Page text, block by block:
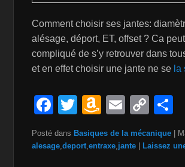
Comment choisir ses jantes:
alésage, déport, ET, offset ? Ca
compliqué de s’y retrouver dans
et en effet choisir une jante ne se
F
a
c
T
wi
tt
A
m
a
E
m
ail
C
o
p
ar
Posté dans Basiques de la mécanique
alesage,deport,entraxe,jante Laissez